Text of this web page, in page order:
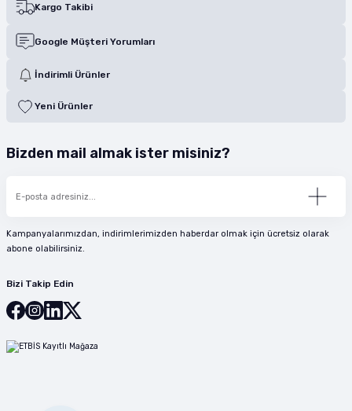
Kargo Takibi
Google Müşteri Yorumları
İndirimli Ürünler
Yeni Ürünler
Bizden mail almak ister misiniz?
Kampanyalarımızdan, indirimlerimizden haberdar olmak için ücretsiz olarak
abone olabilirsiniz.
Bizi Takip Edin